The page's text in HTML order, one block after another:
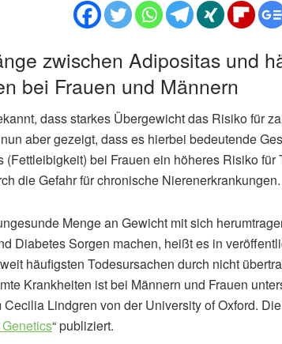
zwischen Adipositas und
bei Frauen und Männern
dass starkes Übergewicht das Risiko für
aber gezeigt, dass es hierbei bedeutende
(Fettleibigkeit) bei Frauen ein höheres Risiko
die Gefahr für chronische Nierenerkrankungen.
Menge an Gewicht mit sich
Diabetes Sorgen machen, heißt es in
häufigsten Todesursachen durch nicht
Krankheiten ist bei Männern und Frauen
Lindgren von der University of Oxford.
“ publiziert.